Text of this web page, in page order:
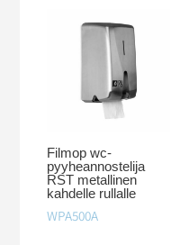
Filmop wc-
pyyheannostelija
RST metallinen
kahdelle rullalle
WPA500A